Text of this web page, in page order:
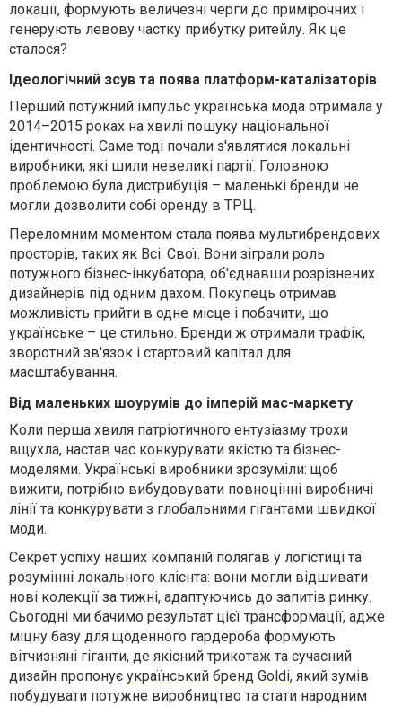
локації, формують величезні черги до примірочних і
генерують левову частку прибутку ритейлу. Як це
сталося?
Ідеологічний зсув та поява платформ-каталізаторів
Перший потужний імпульс українська мода отримала у
2014–2015 роках на хвилі пошуку національної
ідентичності. Саме тоді почали з'являтися локальні
виробники, які шили невеликі партії. Головною
проблемою була дистрибуція – маленькі бренди не
могли дозволити собі оренду в ТРЦ.
Переломним моментом стала поява мультибрендових
просторів, таких як Всі. Свої. Вони зіграли роль
потужного бізнес-інкубатора, об'єднавши розрізнених
дизайнерів під одним дахом. Покупець отримав
можливість прийти в одне місце і побачити, що
українське – це стильно. Бренди ж отримали трафік,
зворотний зв'язок і стартовий капітал для
масштабування.
Від маленьких шоурумів до імперій мас-маркету
Коли перша хвиля патріотичного ентузіазму трохи
вщухла, настав час конкурувати якістю та бізнес-
моделями. Українські виробники зрозуміли: щоб
вижити, потрібно вибудовувати повноцінні виробничі
лінії та конкурувати з глобальними гігантами швидкої
моди.
Секрет успіху наших компаній полягав у логістиці та
розумінні локального клієнта: вони могли відшивати
нові колекції за тижні, адаптуючись до запитів ринку.
Сьогодні ми бачимо результат цієї трансформації, адже
міцну базу для щоденного гардероба формують
вітчизняні гіганти, де якісний трикотаж та сучасний
дизайн пропонує український бренд Goldi, який зумів
побудувати потужне виробництво та стати народним